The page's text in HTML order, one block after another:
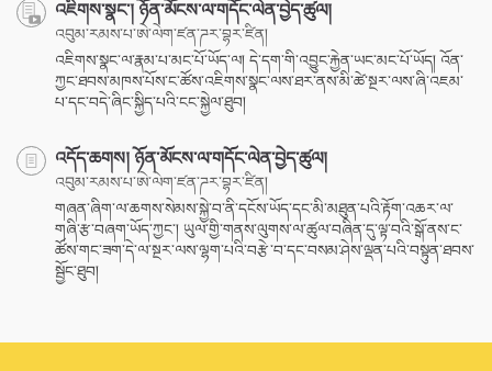
འཇིགས་སྣང་། ཉོན་མོངས་ལ་གདོང་ལེན་བྱེད་ཚུལ།
འབུམ་རམས་པ་ཨེ་ལེག་ཛན་ཌར་བྷར་ཛིན།
འཇིགས་སྣང་ལ་རྣམ་པ་མང་པོ་ཡོད་ལ། དེ་དག་གི་འབྱུང་རྐྱེན་ཡང་མང་པོ་ཡོད། འོན་
ཀྱང་ཐབས་མཁས་པོས་ང་ཚོས་འཇིགས་སྣང་ལས་ཐར་ནས་མི་ཚེ་སྔར་ལས་ཞི་འཇམ་
པ་དང་བདེ་ཞིང་སྐྱིད་པའི་ངང་སྐྱེལ་ཐུབ།
འདོད་ཆགས། ཉོན་མོངས་ལ་གདོང་ལེན་བྱེད་ཚུལ།
འབུམ་རམས་པ་ཨེ་ལེག་ཛན་ཌར་བྷར་ཛིན།
གཞན་ཞིག་ལ་ཆགས་སེམས་སྐྱེ་བ་ནི་དངོས་ཡོད་དང་མི་མཐུན་པའི་རྟོག་འཆར་ལ་
གཞི་རྩ་བཞག་ཡོད་ཀྱང་། ཡུལ་གྱི་གནས་ལུགས་ལ་ཚུལ་བཞིན་དུ་ལྟ་བའི་སྒོ་ནས་ང་
ཚོས་གང་ཟག་དེ་ལ་སྔར་ལས་ལྷག་པའི་བརྩེ་བ་དང་བསམ་ཤེས་ལྡན་པའི་བསྟུན་ཐབས་
སྦྱོང་ཐུབ།